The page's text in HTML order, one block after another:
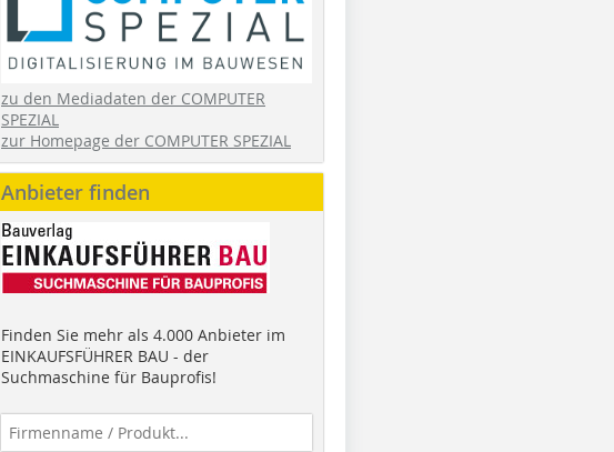
zu den Mediadaten der COMPUTER
SPEZIAL
zur Homepage der COMPUTER SPEZIAL
Anbieter finden
Finden Sie mehr als 4.000 Anbieter im
EINKAUFSFÜHRER BAU - der
Suchmaschine für Bauprofis!